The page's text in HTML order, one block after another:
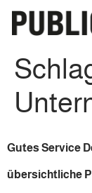
Gutes Service
übersichtliche